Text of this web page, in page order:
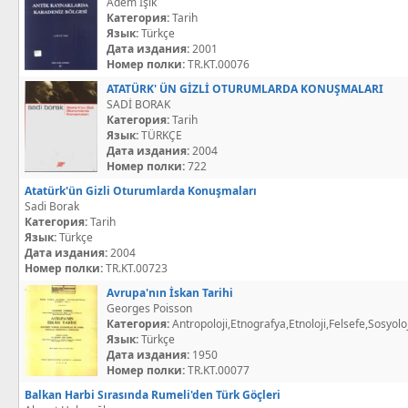
Категория:Tarih
Язык:Türkçe
Дата издания:2001
Номер полки:TR.KT.00076
ATATÜRK' ÜN GİZLİ OTURUMLARDA KONUŞMALARI
SADİ BORAK
Категория:Tarih
Язык:TÜRKÇE
Дата издания:2004
Номер полки:722
Atatürk'ün Gizli Oturumlarda Konuşmaları
Sadi Borak
Категория:Tarih
Язык:Türkçe
Дата издания:2004
Номер полки:TR.KT.00723
Avrupa'nın İskan Tarihi
Georges Poisson
Категория:
Язык:Türkçe
Дата издания: 1950
Номер полки:TR.KT.00077
Balkan Harbi Sırasında Rumeli'den Türk Göçleri